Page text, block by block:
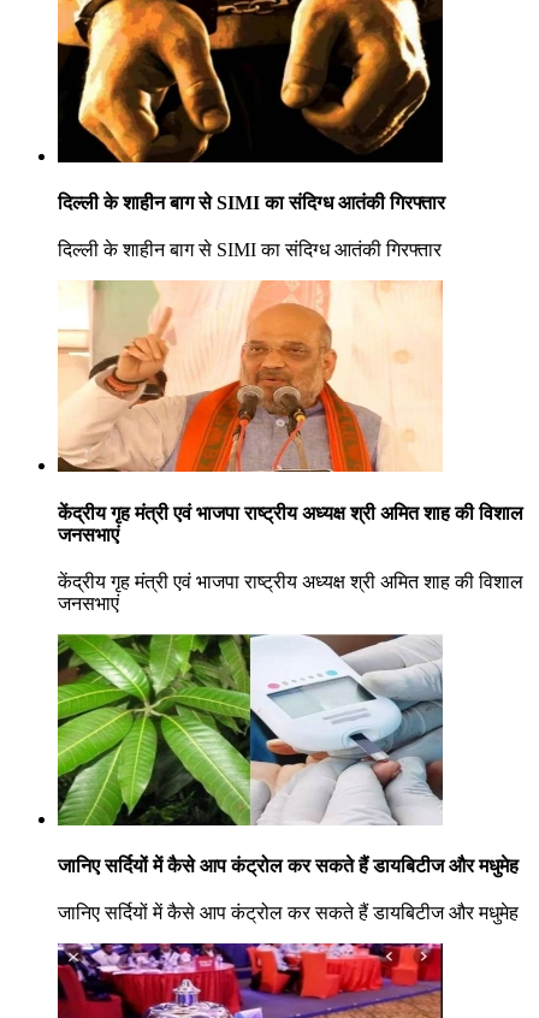
दिल्ली के शाहीन बाग से SIMI का संदिग्ध आतंकी गिरफ्तार
दिल्ली के शाहीन बाग से SIMI का संदिग्ध आतंकी गिरफ्तार
केंद्रीय गृह मंत्री एवं भाजपा राष्ट्रीय अध्यक्ष श्री अमित शाह की विशाल
जनसभाएं
केंद्रीय गृह मंत्री एवं भाजपा राष्ट्रीय अध्यक्ष श्री अमित शाह की विशाल
जनसभाएं
जानिए सर्दियों में कैसे आप कंट्रोल कर सकते हैं डायबिटीज और मधुमेह
जानिए सर्दियों में कैसे आप कंट्रोल कर सकते हैं डायबिटीज और मधुमेह